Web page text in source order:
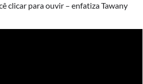
clicar para ouvir – enfatiza Tawany